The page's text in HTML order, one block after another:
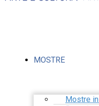
MOSTRE
Mostre